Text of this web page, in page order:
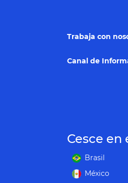
Trabaja con
Canal de
Cesce en
Brasil
México